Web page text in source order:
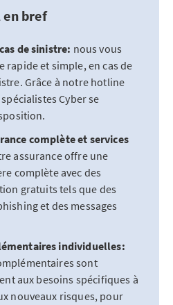
en bref
de sinistre: nous vous
rapide et simple, en cas de
Grâce à notre hotline
Cyber se
complète et services
assurance offre une
complète avec des
gratuits tels que des
et des messages
individuelles:
sont
aux besoins spécifiques à
nouveaux risques, pour